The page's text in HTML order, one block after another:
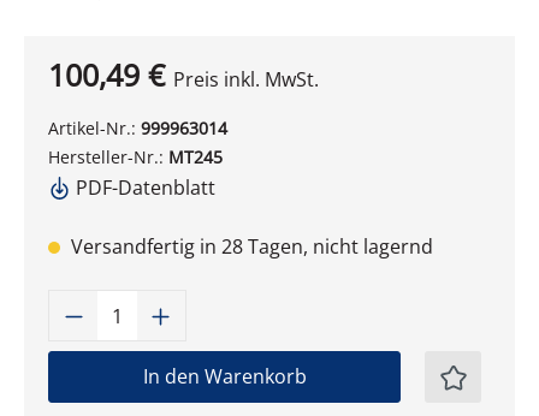
100,49 € Preis inkl. MwSt.
Artikel-Nr.: 999963014
Hersteller-Nr.: MT245
PDF-Datenblatt
Versandfertig in 28 Tagen, nicht lagernd
Produkt Anzahl: Gib den
In den Warenkorb